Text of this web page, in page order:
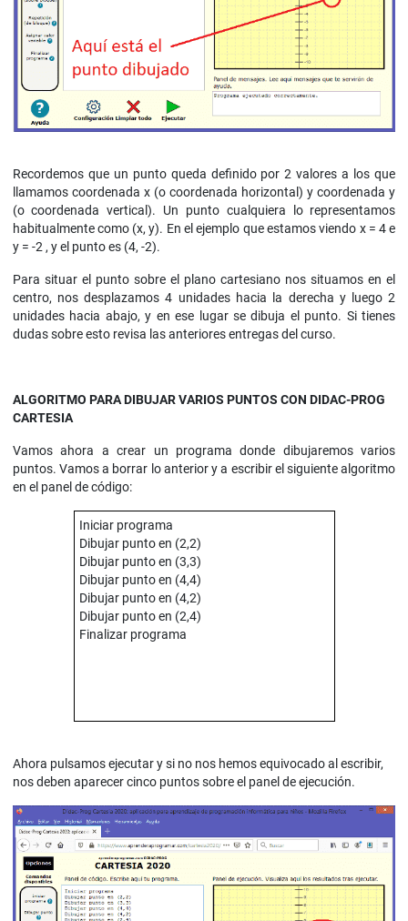
Recordemos que un punto queda definido por 2 valores a los que
llamamos coordenada x (o coordenada horizontal) y coordenada y
(o coordenada vertical). Un punto cualquiera lo representamos
habitualmente como (x, y). En el ejemplo que estamos viendo x = 4 e
y = -2 , y el punto es (4, -2).
Para situar el punto sobre el plano cartesiano nos situamos en el
centro, nos desplazamos 4 unidades hacia la derecha y luego 2
unidades hacia abajo, y en ese lugar se dibuja el punto. Si tienes
dudas sobre esto revisa las anteriores entregas del curso.
ALGORITMO PARA DIBUJAR VARIOS PUNTOS CON DIDAC-PROG
CARTESIA
Vamos ahora a crear un programa donde dibujaremos varios
puntos. Vamos a borrar lo anterior y a escribir el siguiente algoritmo
en el panel de código:
Iniciar programa
Dibujar punto en (2,2)
Dibujar punto en (3,3)
Dibujar punto en (4,4)
Dibujar punto en (4,2)
Dibujar punto en (2,4)
Finalizar programa
Ahora pulsamos ejecutar y si no nos hemos equivocado al escribir,
nos deben aparecer cinco puntos sobre el panel de ejecución.